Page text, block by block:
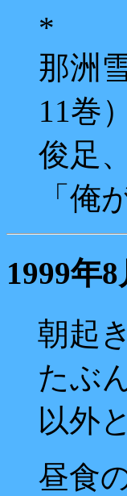
*
那洲
11巻
俊足
「俺
1999年
朝起
たぶ
以外
昼食